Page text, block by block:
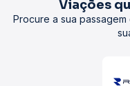
Viações
Procure a sua